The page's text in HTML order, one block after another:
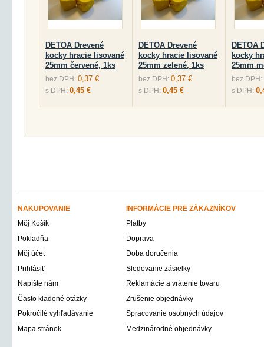
DETOA Drevené
kocky hracie lisované
25mm červené, 1ks
bez DPH: 0,37 €
s DPH: 0,45 €
DETOA Drevené
kocky hracie lisované
25mm zelené, 1ks
bez DPH: 0,37 €
s DPH: 0,45 €
DETOA
kocky
25mm
bez DPH:
s DPH:
NAKUPOVANIE
INFORMÁCIE PRE ZÁKAZNÍKOV
Môj Košík
Platby
Pokladňa
Doprava
Môj účet
Doba doručenia
Prihlásiť
Sledovanie zásielky
Napíšte nám
Reklamácie a vrátenie tovaru
Často kladené otázky
Zrušenie objednávky
Pokročilé vyhľadávanie
Spracovanie osobných údajov
Mapa stránok
Medzinárodné objednávky